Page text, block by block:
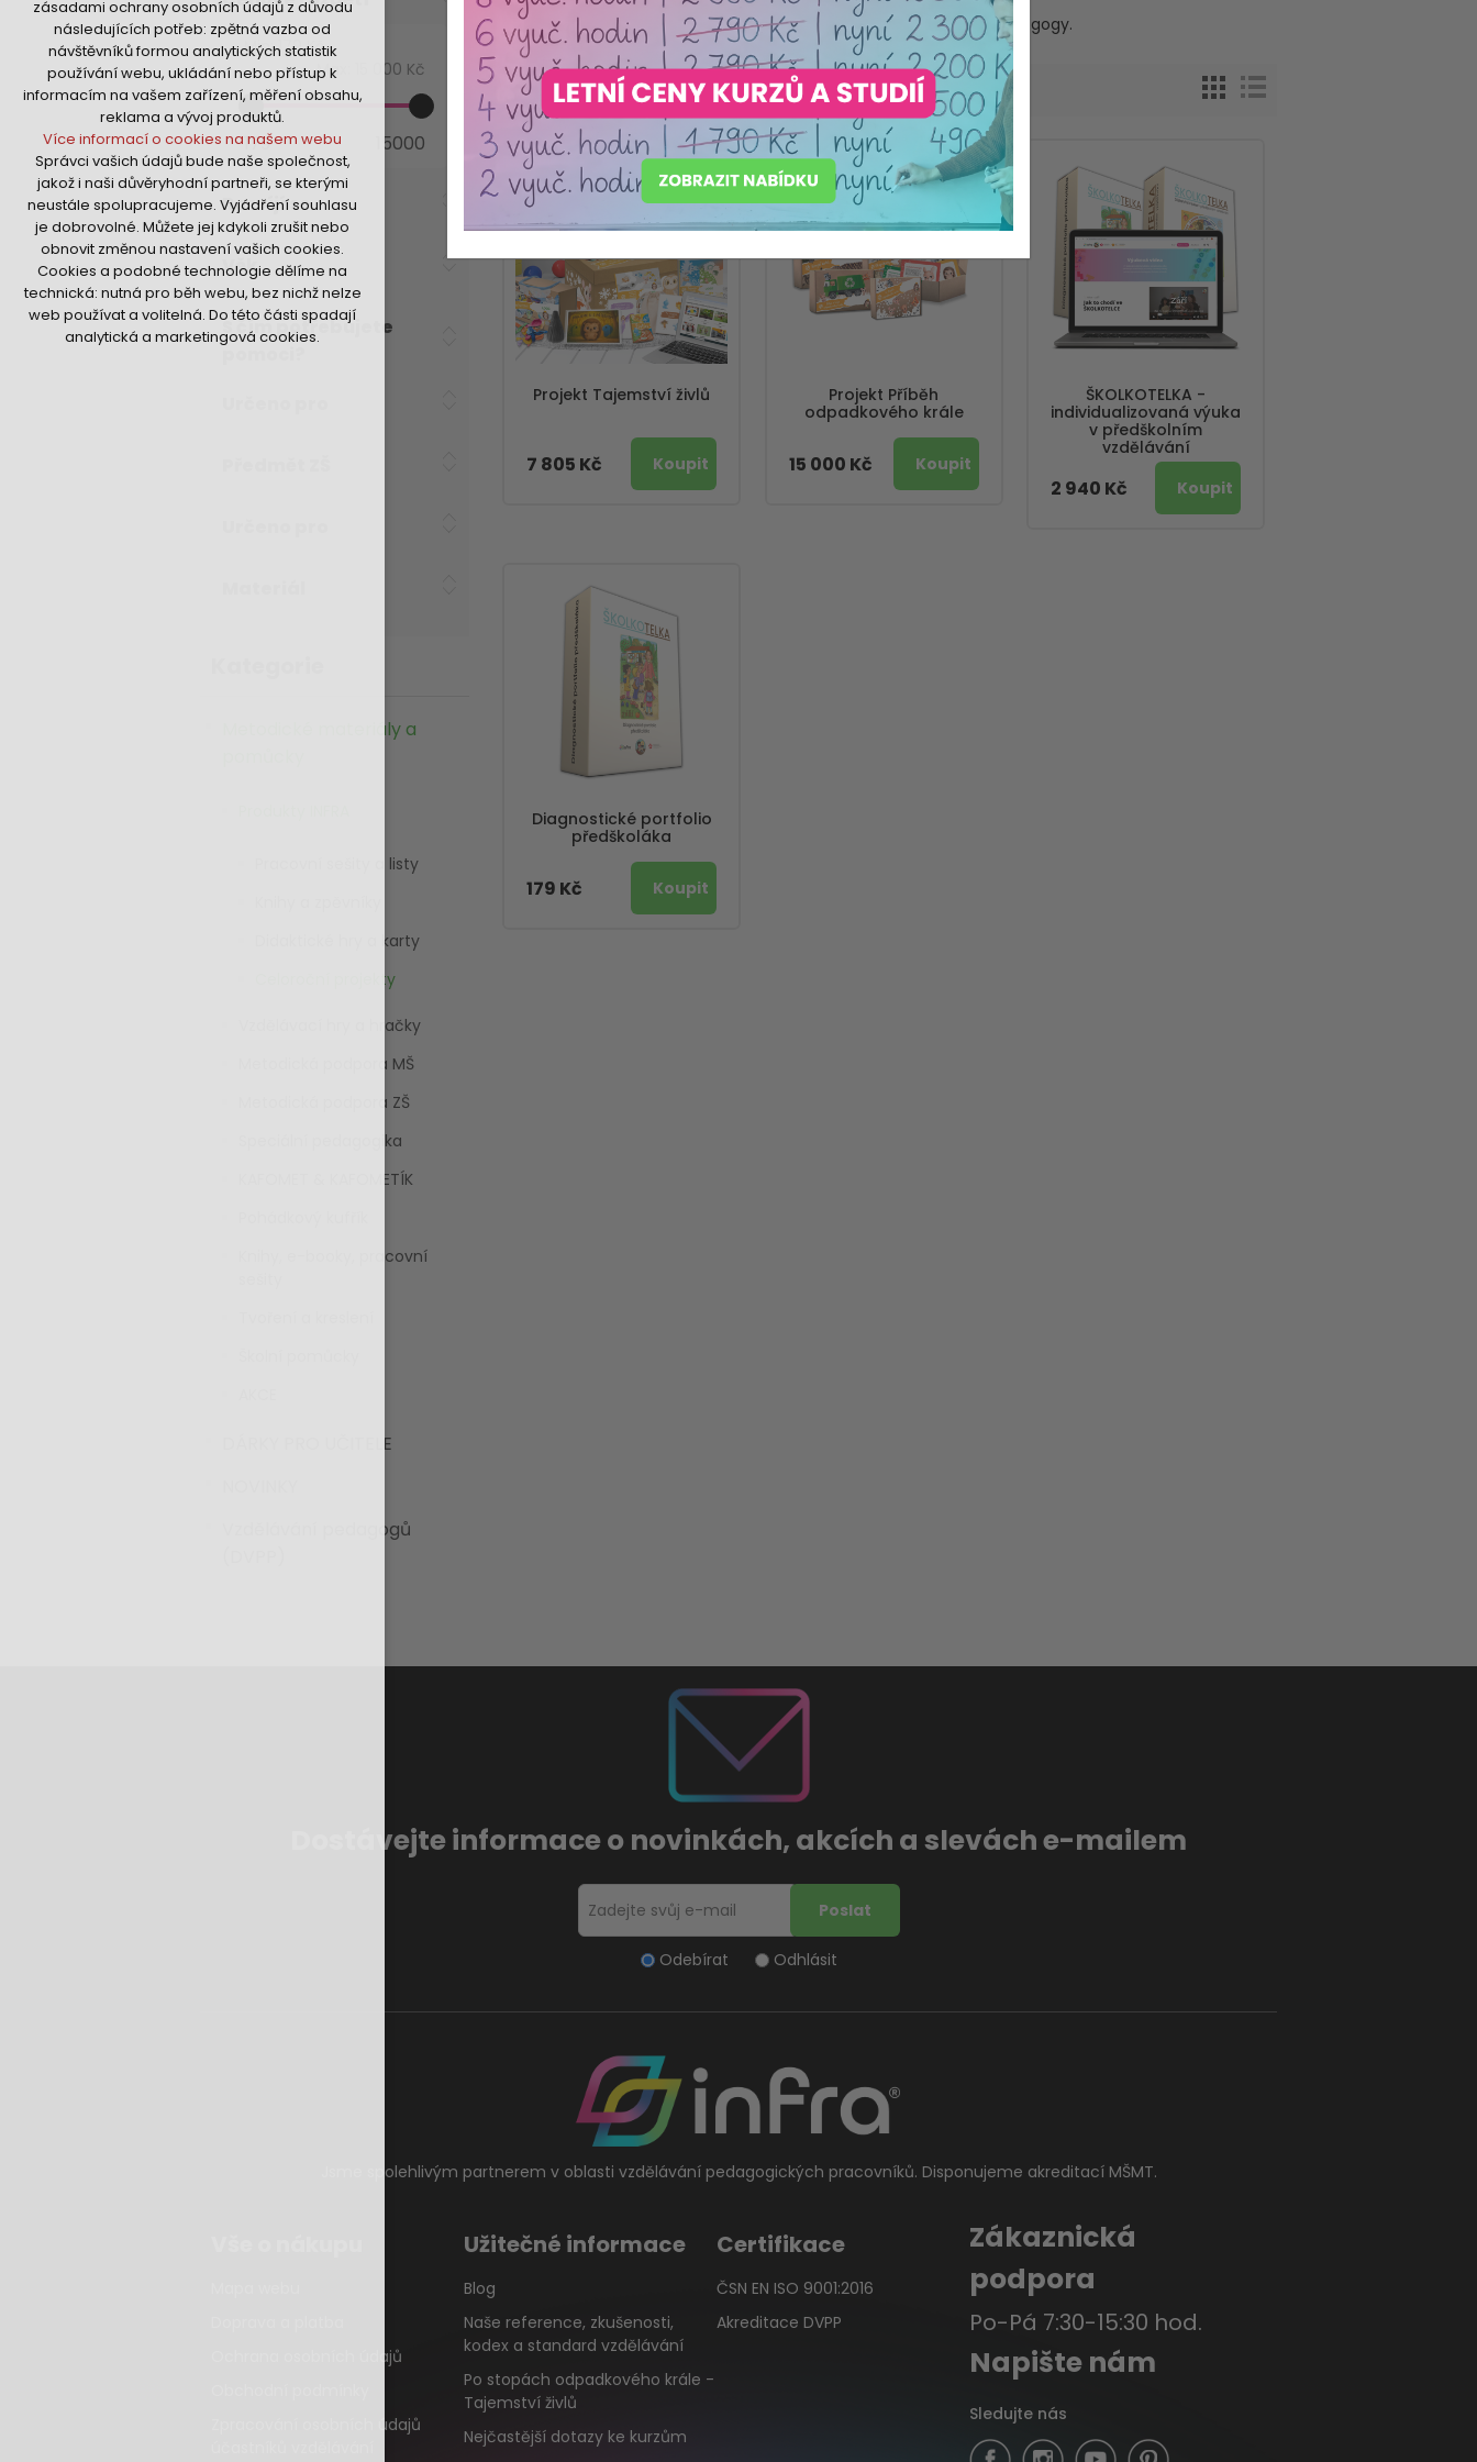
Min: 179 Kč
Max:
15 000 Kč
179 15000
Rozvíjí se
Věk
S čím potřebujete
Metodické materiály a
Pracovní sešity a listy
Didaktické hry a karty
Celoroční projekty
Vzdělávací hry a hračky
Metodická podpora MŠ
Metodická podpora ZŠ
Speciální pedagogika
KAFOMET & KAFOMETÍK
Knihy, e-booky, pracovní
DÁRKY PRO UČITELE
Vzdělávání pedagogů
Obsahují vždy kompletní detailně propracovanoumetodikupro pedagogy.
Seřadit podle
NOVINKA
Projekt Tajemství živlů
7 805 Kč
NOVINKA
Projekt Příběh
odpadkového krále
15 000 Kč
ŠKOLKOTELKA -
individualizovaná výuka
v předškolním
vzdělávání
2 940 Kč
Diagnostické portfolio
předškoláka
179 Kč
Dostávejte informace o novinkách, akcích a slevách e-mailem
Odebírat Odhlásit
Jsme spolehlivým partnerem v oblasti vzdělávání pedagogických pracovníků. Disponujeme akreditací MŠMT.
Ochrana osobních údajů
Zpracování osobních údajů
Užitečné informace
Blog
Naše reference, zkušenosti,
kodex a standard vzdělávání
Po stopách odpadkového krále -
Tajemství živlů
Nejčastější dotazy ke kurzům
Certifikace
ČSN EN ISO 9001:2016
Akreditace DVPP
Zákaznická
podpora
Po-Pá 7:30-15:30 hod.
Napište nám
Sledujte nás
nutná pro provozování webu
udržení kontextu stránek (session):
případná přihlášení, volby jazyka, apod.
Volitelná cookies
analytická pro anonymizované
vyhodnocení návštěvnosti
marketingová cookies (Google,Hotjar,Sklik)
Více informací o cookies na našem webu
Přijmout všechny cookies
Odmítnout vše
zásadami ochrany osobních údajů z důvodu
následujících potřeb: zpětná vazba od
návštěvníků formou analytických statistik
používání webu, ukládání nebo přístup k
informacím na vašem zařízení, měření obsahu,
reklama a vývoj produktů.
Více informací o cookies na našem webu
Správci vašich údajů bude naše společnost,
jakož i naši důvěryhodní partneři, se kterými
neustále spolupracujeme. Vyjádření souhlasu
je dobrovolné. Můžete jej kdykoli zrušit nebo
obnovit změnou nastavení vašich cookies.
Cookies a podobné technologie dělíme na
technická: nutná pro běh webu, bez nichž nelze
web používat a volitelná. Do této části spadají
analytická a marketingová cookies.